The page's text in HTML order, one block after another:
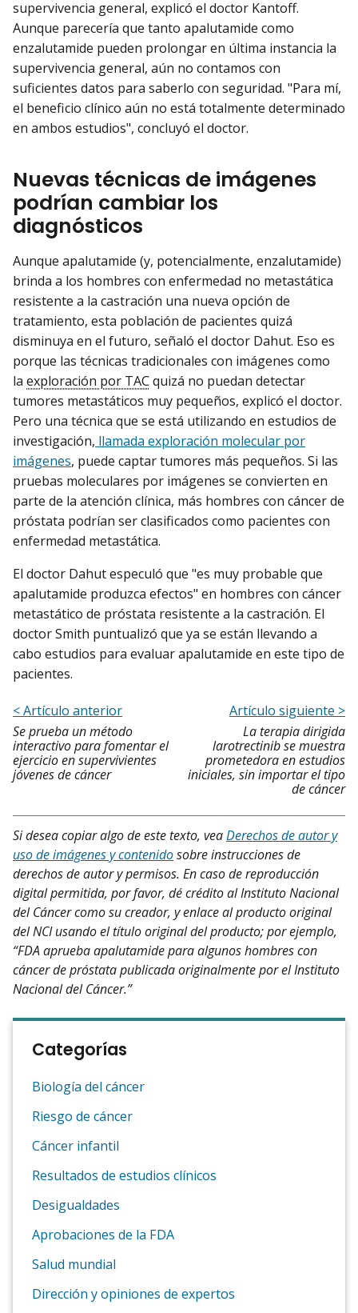
supervivencia general, explicó el doctor Kantoff.
Aunque parecería que tanto apalutamide como
enzalutamide pueden prolongar en última instancia la
supervivencia general, aún no contamos con
suficientes datos para saberlo con seguridad. "Para mí,
el beneficio clínico aún no está totalmente determinado
en ambos estudios", concluyó el doctor.
Nuevas técnicas de imágenes
podrían cambiar los
diagnósticos
Aunque apalutamide (y, potencialmente, enzalutamide)
brinda a los hombres con enfermedad no metastática
resistente a la castración una nueva opción de
tratamiento, esta población de pacientes quizá
disminuya en el futuro, señaló el doctor Dahut. Eso es
porque las técnicas tradicionales con imágenes como
la exploración por TACquizá no puedan detectar
tumores metastáticos muy pequeños, explicó el doctor.
Pero una técnica que se está utilizando en estudios de
investigación, llamada exploración molecular por
imágenes, puede captar tumores más pequeños. Si las
pruebas moleculares por imágenes se convierten en
parte de la atención clínica, más hombres con cáncer de
próstata podrían ser clasificados como pacientes con
enfermedad metastática.
El doctor Dahut especuló que "es muy probable que
apalutamide produzca efectos" en hombres con cáncer
metastático de próstata resistente a la castración. El
doctor Smith puntualizó que ya se están llevando a
cabo estudios para evaluar apalutamide en este tipo de
pacientes.
< Artículo anterior
Se prueba un método
interactivo para fomentar el
ejercicio en supervivientes
jóvenes de cáncer
Artículo siguiente >
La terapia dirigida
larotrectinib se muestra
prometedora en estudios
iniciales, sin importar el tipo
de cáncer
Si desea copiar algo de este texto, veaDerechos de autor y
uso de imágenes y contenidosobre instrucciones de
derechos de autor y permisos. En caso de reproducción
digital permitida, por favor, dé crédito al Instituto Nacional
del Cáncer como su creador, y enlace al producto original
del NCI usando el título original del producto; por ejemplo,
“FDA aprueba apalutamide para algunos hombres con
cáncer de próstata publicada originalmente por el Instituto
Nacional del Cáncer.”
Categorías
Biología del cáncer
Riesgo de cáncer
Cáncer infantil
Resultados de estudios clínicos
Desigualdades
Aprobaciones de la FDA
Salud mundial
Dirección y opiniones de expertos